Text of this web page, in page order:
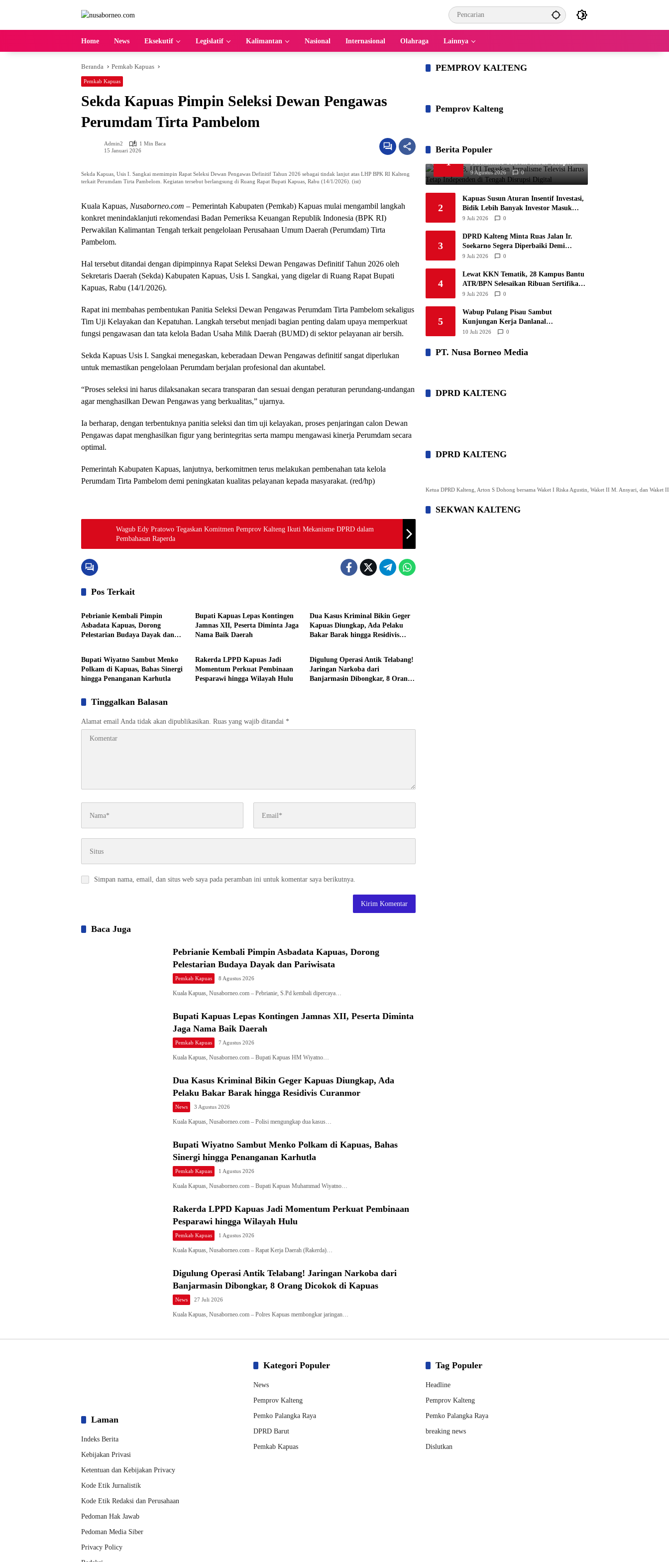
Home News Eksekutif Legislatif Kalimantan Nasional Internasional Olahraga Lainnya
Beranda Pemkab Kapuas
Pemkab Kapuas
Sekda Kapuas Pimpin Seleksi Dewan Pengawas
Perumdam Tirta Pambelom
Admin2
1 Min Baca
15 Januari 2026
Sekda Kapuas, Usis I. Sangkai memimpin Rapat Seleksi Dewan Pengawas Definitif Tahun 2026 sebagai tindak lanjut atas LHP BPK RI Kalteng
terkait Perumdam Tirta Pambelom. Kegiatan tersebut berlangsung di Ruang Rapat Bupati Kapuas, Rabu (14/1/2026). (ist)
Kuala Kapuas, Nusaborneo.com – Pemerintah Kabupaten (Pemkab) Kapuas mulai mengambil langkah
konkret menindaklanjuti rekomendasi Badan Pemeriksa Keuangan Republik Indonesia (BPK RI)
Perwakilan Kalimantan Tengah terkait pengelolaan Perusahaan Umum Daerah (Perumdam) Tirta
Pambelom.
Hal tersebut ditandai dengan dipimpinnya Rapat Seleksi Dewan Pengawas Definitif Tahun 2026 oleh
Sekretaris Daerah (Sekda) Kabupaten Kapuas, Usis I. Sangkai, yang digelar di Ruang Rapat Bupati
Kapuas, Rabu (14/1/2026).
Rapat ini membahas pembentukan Panitia Seleksi Dewan Pengawas Perumdam Tirta Pambelom sekaligus
Tim Uji Kelayakan dan Kepatuhan. Langkah tersebut menjadi bagian penting dalam upaya memperkuat
fungsi pengawasan dan tata kelola Badan Usaha Milik Daerah (BUMD) di sektor pelayanan air bersih.
Sekda Kapuas Usis I. Sangkai menegaskan, keberadaan Dewan Pengawas definitif sangat diperlukan
untuk memastikan pengelolaan Perumdam berjalan profesional dan akuntabel.
“Proses seleksi ini harus dilaksanakan secara transparan dan sesuai dengan peraturan perundang-undangan
agar menghasilkan Dewan Pengawas yang berkualitas,” ujarnya.
Ia berharap, dengan terbentuknya panitia seleksi dan tim uji kelayakan, proses penjaringan calon Dewan
Pengawas dapat menghasilkan figur yang berintegritas serta mampu mengawasi kinerja Perumdam secara
optimal.
Pemerintah Kabupaten Kapuas, lanjutnya, berkomitmen terus melakukan pembenahan tata kelola
Perumdam Tirta Pambelom demi peningkatan kualitas pelayanan kepada masyarakat. (red/hp)
Wagub Edy Pratowo Tegaskan Komitmen Pemprov Kalteng Ikuti Mekanisme DPRD dalam
Pembahasan Raperda
Pos Terkait
Pemkab Kapuas
Pebrianie Kembali Pimpin
Asbadata Kapuas, Dorong
Pelestarian Budaya Dayak dan
Bupati Kapuas Lepas Kontingen
Jamnas XII, Peserta Diminta Jaga
Nama Baik Daerah
Dua Kasus Kriminal Bikin Geger
Kapuas Diungkap, Ada Pelaku
Bakar Barak hingga Residivis
Bupati Wiyatno Sambut Menko
Polkam di Kapuas, Bahas Sinergi
hingga Penanganan Karhutla
Rakerda LPPD Kapuas Jadi
Momentum Perkuat Pembinaan
Pesparawi hingga Wilayah Hulu
Digulung Operasi Antik Telabang!
Jaringan Narkoba dari
Banjarmasin Dibongkar, 8 Orang
Tinggalkan Balasan
Alamat email Anda tidak akan dipublikasikan. Ruas yang wajib ditandai *
Simpan nama, email, dan situs web saya pada peramban ini untuk komentar saya berikutnya.
Baca Juga
Pebrianie Kembali Pimpin Asbadata Kapuas, Dorong
Pelestarian Budaya Dayak dan Pariwisata
Pemkab Kapuas 8 Agustus 2026
Kuala Kapuas, Nusaborneo.com – Pebrianie, S.Pd kembali dipercaya…
Bupati Kapuas Lepas Kontingen Jamnas XII, Peserta Diminta
Jaga Nama Baik Daerah
Pemkab Kapuas 7 Agustus 2026
Kuala Kapuas, Nusaborneo.com – Bupati Kapuas HM Wiyatno…
Dua Kasus Kriminal Bikin Geger Kapuas Diungkap, Ada
Pelaku Bakar Barak hingga Residivis Curanmor
News 3 Agustus 2026
Kuala Kapuas, Nusaborneo.com – Polisi mengungkap dua kasus…
Bupati Wiyatno Sambut Menko Polkam di Kapuas, Bahas
Sinergi hingga Penanganan Karhutla
Pemkab Kapuas 1 Agustus 2026
Kuala Kapuas, Nusaborneo.com – Bupati Kapuas Muhammad Wiyatno…
Rakerda LPPD Kapuas Jadi Momentum Perkuat Pembinaan
Pesparawi hingga Wilayah Hulu
Pemkab Kapuas 1 Agustus 2026
Kuala Kapuas, Nusaborneo.com – Rapat Kerja Daerah (Rakerda)…
Digulung Operasi Antik Telabang! Jaringan Narkoba dari
Banjarmasin Dibongkar, 8 Orang Dicokok di Kapuas
News 27 Juli 2026
Kuala Kapuas, Nusaborneo.com – Polres Kapuas membongkar jaringan…
PEMPROV KALTENG
Pemprov Kalteng
Berita Populer
1
HUT ke-28, IJTI Tegaskan
Jurnalisme Televisi Harus Tetap
Independen di Tengah Disrupsi
Digital
9 Agustus 2026 0
2
Kapuas Susun Aturan Insentif Investasi,
Bidik Lebih Banyak Investor Masuk
Daerah
9 Juli 2026 0
3
DPRD Kalteng Minta Ruas Jalan Ir.
Soekarno Segera Diperbaiki Demi
Keselamatan Pengguna Jalan
9 Juli 2026 0
4
Lewat KKN Tematik, 28 Kampus Bantu
ATR/BPN Selesaikan Ribuan Sertifikasi
Tanah Wakaf di Sulsel
9 Juli 2026 0
5
Wabup Pulang Pisau Sambut
Kunjungan Kerja Danlanal
Banjarmasin, Dorong Sinergi Jaga
10 Juli 2026 0
PT. Nusa Borneo Media
DPRD KALTENG
DPRD KALTENG
Ketua DPRD Kalteng, Arton S Dohong bersama Waket I Riska Agustin, Waket II M. Ansyari, dan Waket
SEKWAN KALTENG
Laman
Indeks Berita
Kebijakan Privasi
Ketentuan dan Kebijakan Privacy
Kode Etik Jurnalistik
Kode Etik Redaksi dan Perusahaan
Pedoman Hak Jawab
Pedoman Media Siber
Privacy Policy
Kategori Populer
News
Pemprov Kalteng
Pemko Palangka Raya
DPRD Barut
Pemkab Kapuas
Tag Populer
Headline
Pemprov Kalteng
Pemko Palangka Raya
breaking news
Dislutkan